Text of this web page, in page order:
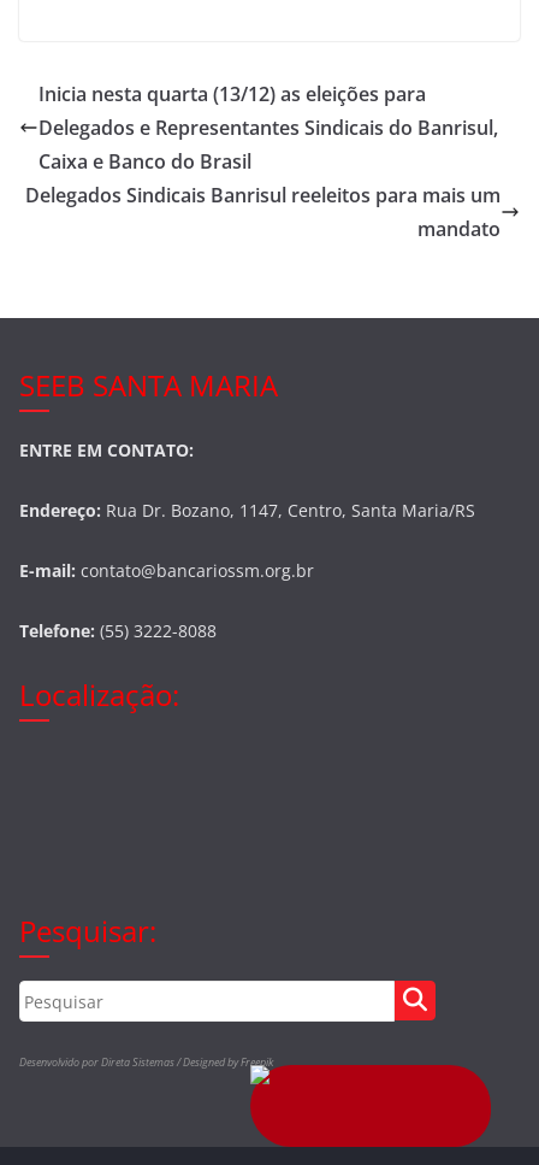
e
b
o
o
er e
Inicia nesta quarta (13/12) as eleições para
Delegados e Representantes Sindicais do Banrisul,
Caixa e Banco do Brasil
Delegados Sindicais Banrisul reeleitos para mais um
mandato
SEEB SANTA MARIA
ENTRE EM CONTATO:
Endereço: Rua Dr. Bozano, 1147, Centro, Santa Maria/RS
E-mail: contato@bancariossm.org.br
Telefone: (55) 3222-8088
Localização:
Pesquisar:
Desenvolvido por Direta Sistemas /Designed by Freepik